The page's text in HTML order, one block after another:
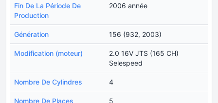
Fin De La Période De
Production
2006 année
Génération 156 (932, 2003)
Modification (moteur)
2.0 16V JTS (165 CH)
Selespeed
Nombre De Cylindres 4
Nombre De Places 5